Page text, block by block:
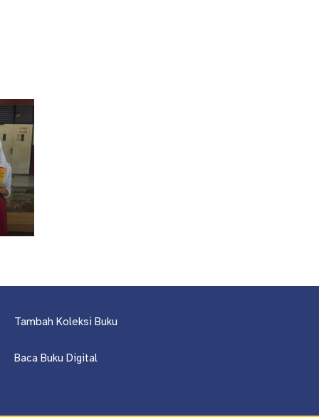
Tambah Koleksi Buku
Baca Buku Digital